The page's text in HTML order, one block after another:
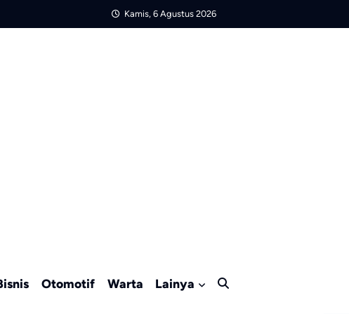
Kamis, 6 Agustus 2026
Otomotif Warta Lainya